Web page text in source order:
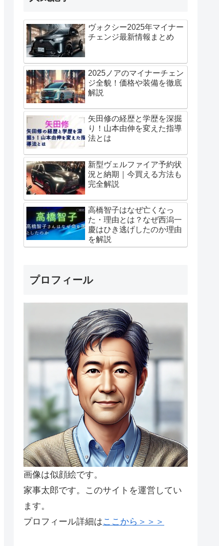
ヴォクシー2025年マイナー
チェンジ最新情報まとめ
2025ノアのマイナーチェン
ジ全貌！価格や装備を徹底
解説
矢田修の経歴と学歴を深掘
り！山本由伸を変えた指導
法とは
新型ヴェルファイア予約状
況と納期｜今買える方法も
完全解説
高橋智子はなぜ亡くなっ
た・理由とは？なぜ西潟一
慶はひき逃げしたのか理由
を解説
プロフィール
画像は似顔絵です。
家事太郎です。このサイトを運営してい
ます。
プロフィール詳細はここから＞＞＞